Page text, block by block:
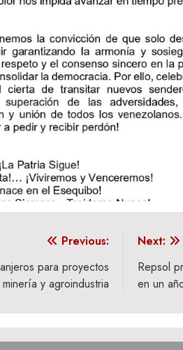
Previous:
para proyectos
y agroindustria
Next:
Repsol
en un